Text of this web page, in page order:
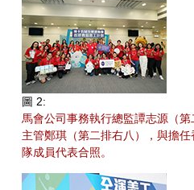
圖 2:
馬會公司事務執行總監譚志源（
主管鄭琪（第二排右八），與擔
隊成員代表合照。